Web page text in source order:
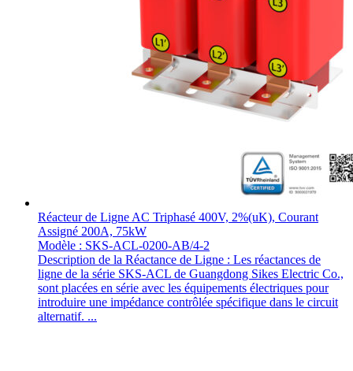
Réacteur de Ligne AC Triphasé 400V, 2%(uK), Courant
Assigné 200A, 75kW
Modèle : SKS-ACL-0200-AB/4-2
Description de la Réactance de Ligne : Les réactances de
ligne de la série SKS-ACL de Guangdong Sikes Electric Co.,
sont placées en série avec les équipements électriques pour
introduire une impédance contrôlée spécifique dans le circuit
alternatif. ...